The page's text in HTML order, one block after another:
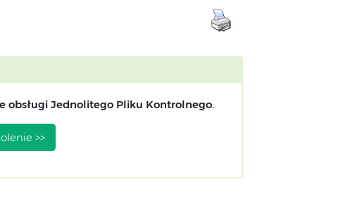
obsługi Jednolitego Pliku Kontrolnego.
>>